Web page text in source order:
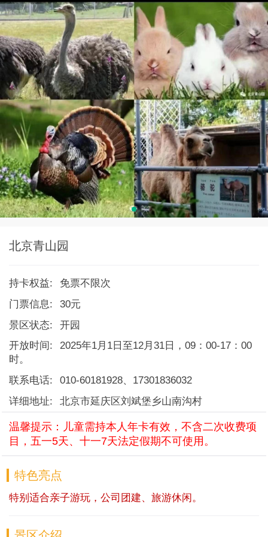
北京青山园
持卡权益:
免票不限次
门票信息:
30元
景区状态:
开园
开放时间:
2025年1月1日至12月31日，09：00-17：00
时。
联系电话:
010-60181928、17301836032
详细地址:
北京市延庆区刘斌堡乡山南沟村
温馨提示：儿童需持本人年卡有效，不含二次收费项
目，五一5天、十一7天法定假期不可使用。
特色亮点
特别适合亲子游玩，公司团建、旅游休闲。